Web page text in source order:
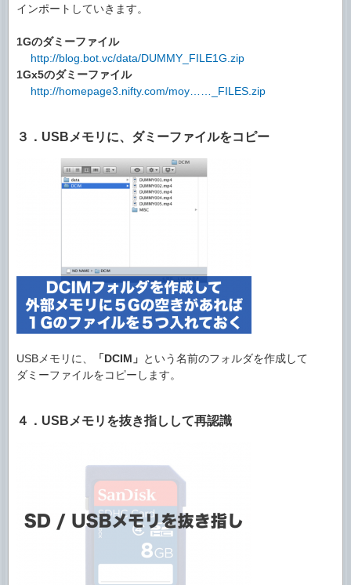
インポートしていきます。
1Gのダミーファイル
http://blog.bot.vc/data/DUMMY_FILE1G.zip
1Gx5のダミーファイル
http://homepage3.nifty.com/moy……_FILES.zip
３．USBメモリに、ダミーファイルをコピー
USBメモリに、 「DCIM」 という名前のフォルダを作成して
ダミーファイルをコピーします。
４．USBメモリを抜き指しして再認識